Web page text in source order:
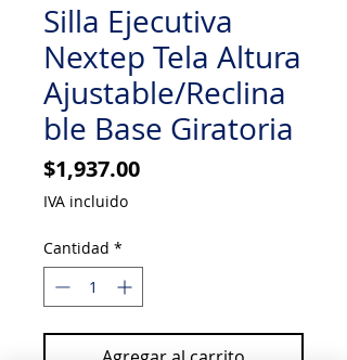
Silla Ejecutiva
Nextep Tela Altura
Ajustable/Reclina
ble Base Giratoria
$1,937.00Precio
IVA incluido
Cantidad *